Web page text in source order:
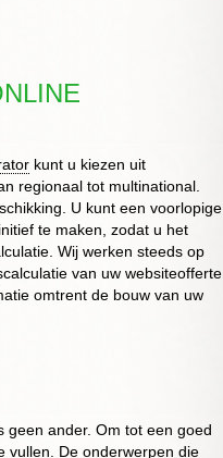
kunt u kiezen uit
regionaal tot multinational.
U kunt een voorlopige
te maken, zodat u het
Wij werken steeds op
van uw websiteofferte
omtrent de bouw van uw
geen ander. Om tot een goed
vullen. De onderwerpen die